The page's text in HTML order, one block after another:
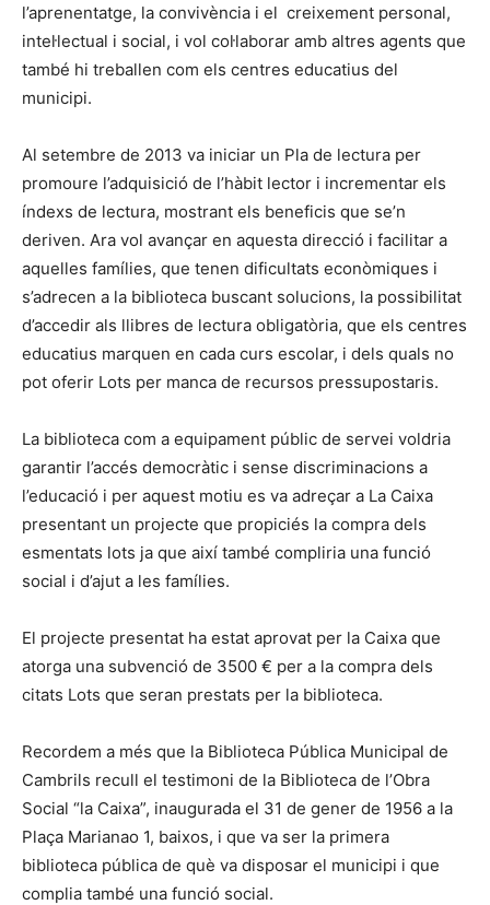
l’aprenentatge, la convivència i el creixement personal,
intel·lectual i social, i vol col·laborar amb altres agents que
també hi treballen com els centres educatius del
municipi.
Al setembre de 2013 va iniciar un Pla de lectura per
promoure l’adquisició de l’hàbit lector i incrementar els
índexs de lectura, mostrant els beneficis que se’n
deriven. Ara vol avançar en aquesta direcció i facilitar a
aquelles famílies, que tenen dificultats econòmiques i
s’adrecen a la biblioteca buscant solucions, la possibilitat
d’accedir als llibres de lectura obligatòria, que els centres
educatius marquen en cada curs escolar, i dels quals no
pot oferir Lots per manca de recursos pressupostaris.
La biblioteca com a equipament públic de servei voldria
garantir l’accés democràtic i sense discriminacions a
l’educació i per aquest motiu es va adreçar a La Caixa
presentant un projecte que propiciés la compra dels
esmentats lots ja que així també compliria una funció
social i d’ajut a les famílies.
El projecte presentat ha estat aprovat per la Caixa que
atorga una subvenció de 3500 € per a la compra dels
citats Lots que seran prestats per la biblioteca.
Recordem a més que la Biblioteca Pública Municipal de
Cambrils recull el testimoni de la Biblioteca de l’Obra
Social “la Caixa”, inaugurada el 31 de gener de 1956 a la
Plaça Marianao 1, baixos, i que va ser la primera
biblioteca pública de què va disposar el municipi i que
complia també una funció social.